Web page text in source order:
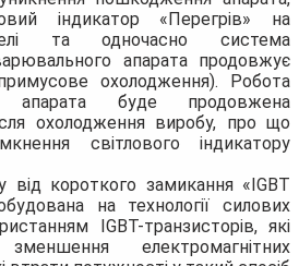
індикатор «Перегрів» на
та одночасно система
апарата продовжує
охолодження). Робота
апарата буде продовжена
охолодження виробу, про що
світлового індикатору
від короткого замикання «IGBT
на технології силових
IGBT-транзисторів, які
електромагнітних